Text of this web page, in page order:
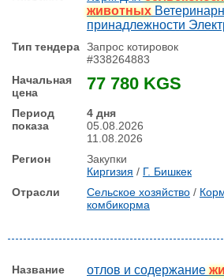
животных
принадлежности
Запрос котировок
#338264883
77 780 KGS
4 дня
05.08.2026
11.08.2026
Закупки
Киргизия / Г. Бишкек
Сельское хозяйство /
комбикорма
отлов и содержание